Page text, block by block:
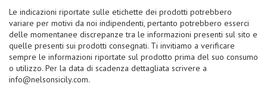
Le indicazioni riportate sulle etichette dei prodotti potrebbero
variare per motivi da noi indipendenti, pertanto potrebbero esserci
delle momentanee discrepanze tra le informazioni presenti sul sito e
quelle presenti sui prodotti consegnati. Ti invitiamo a verificare
sempre le informazioni riportate sul prodotto prima del suo consumo
o utilizzo. Per la data di scadenza dettagliata scrivere a
info@nelsonsicily.com.